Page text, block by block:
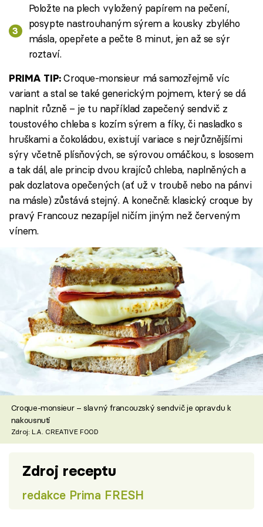
Položte na plech vyložený papírem na pečení,
posypte nastrouhaným sýrem a kousky zbylého
másla, opepřete a pečte 8 minut, jen až se sýr
roztaví.
PRIMA TIP:Croque-monsieur má samozřejmě víc
variant a stal se také generickým pojmem, který se dá
naplnit různě – je tu například zapečený sendvič z
toustového chleba s kozím sýrem a fíky, či nasladko s
hruškami a čokoládou, existují variace s nejrůznějšími
sýry včetně plísňových, se sýrovou omáčkou, s lososem
a tak dál, ale princip dvou krajíců chleba, naplněných a
pak dozlatova opečených (ať už v troubě nebo na pánvi
na másle) zůstává stejný. A konečně: klasický croque by
pravý Francouz nezapíjel ničím jiným než červeným
vínem.
Croque-monsieur – slavný francouzský sendvič je opravdu k
nakousnutí
Zdroj: L.A. CREATIVE FOOD
Zdroj receptu
redakce Prima FRESH